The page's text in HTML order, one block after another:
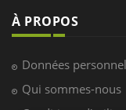
À PROPOS
Données
Qui sommes-nous